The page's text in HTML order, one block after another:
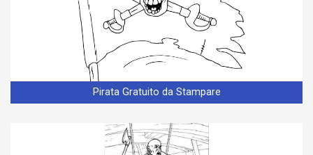
Pirata Gratuito da Stampare